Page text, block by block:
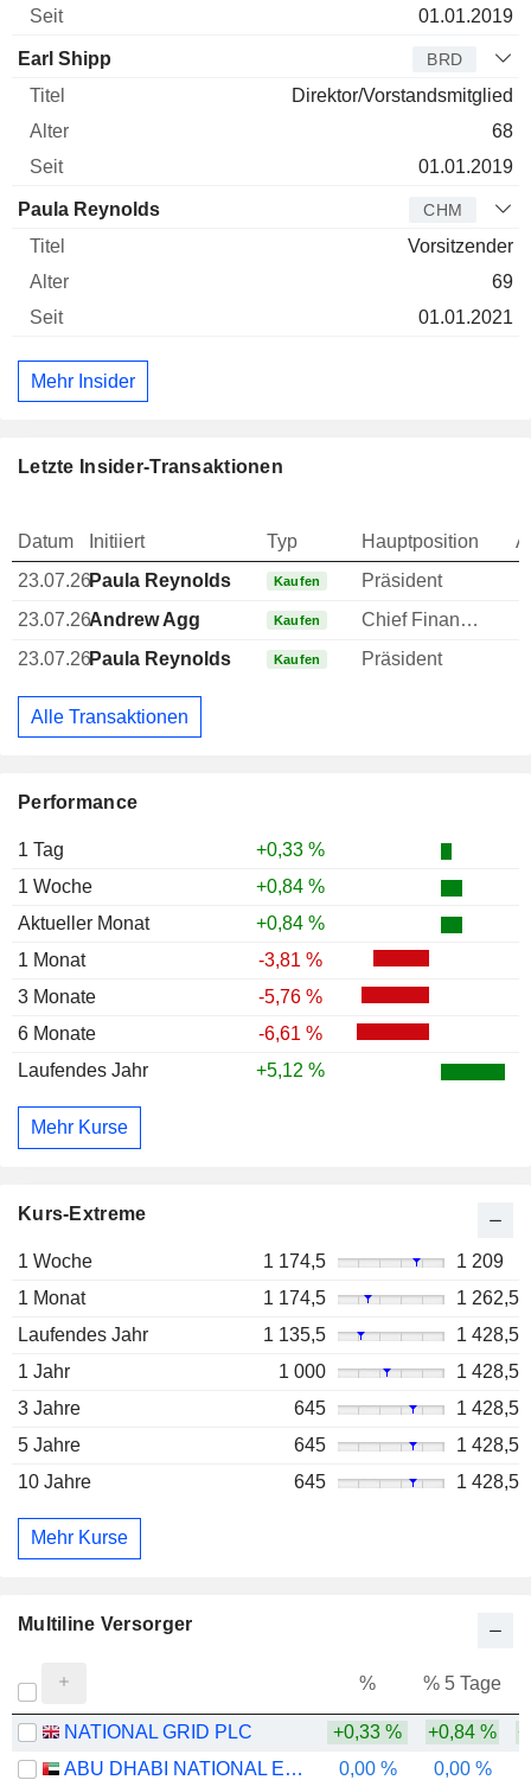
Performance
1 Tag
+0,33 %
1 Woche
+0,84 %
Aktueller Monat
+0,84 %
1 Monat
-3,81 %
3 Monate
-5,76 %
6 Monate
-6,61 %
Laufendes Jahr
+5,12 %
Mehr Kurse
Kurs-Extreme
1 Woche 1 174,5
1 209
1 Monat
1 174,5
1 262,5
Laufendes Jahr
1 135,5
1 428,5
1 Jahr
1 000
1 428,5
3 Jahre
645
1 428,5
5 Jahre
645
1 428,5
10 Jahre
645 1 428,5
Mehr Kurse
01.01.2019
Earl Shipp BRD
Direktor/Vorstandsmitglied
68
01.01.2019
Paula Reynolds CHM
Vorsitzender
69
01.01.2021
Mehr Insider
Letzte Insider-Transaktionen
Datum Initiiert Typ Hauptposition
23.07.26Paula Reynolds Kaufen
Präsident
23.07.26Andrew Agg Kaufen
Chief Financial Officer (CFO)
23.07.26Paula Reynolds Kaufen Präsident
Alle Transaktionen
Multiline Versorger
% % 5 Tage
NATIONAL GRID PLC +0,33 % +0,84 %
ABU DHABI NATIONAL ENERGY COMPANY
0,00 % 0,00 %